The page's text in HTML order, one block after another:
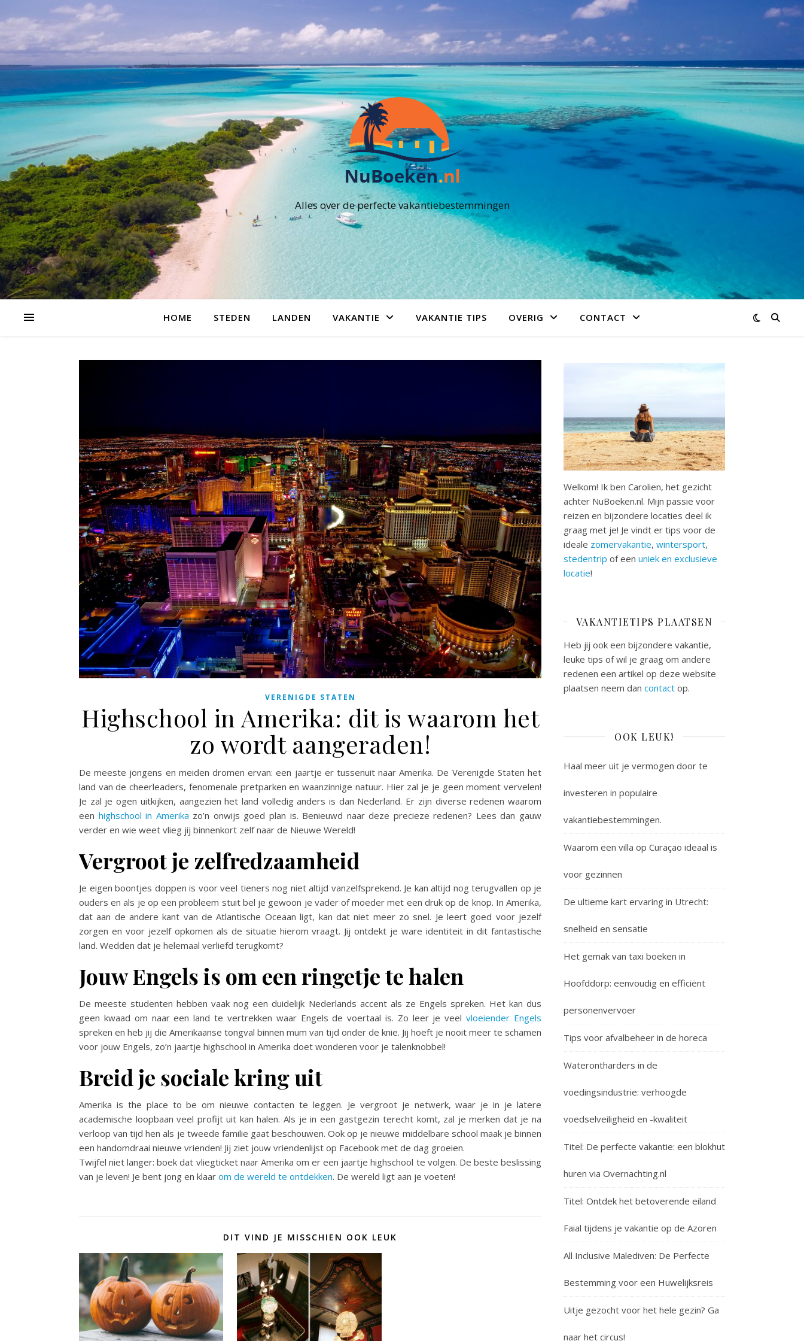
Alles over de perfecte vakantiebestemmingen
HOME STEDEN LANDEN VAKANTIE VAKANTIE TIPS OVERIG CONTACT
VERENIGDE STATEN
Highschool in Amerika: dit is waarom het
zo wordt aangeraden!
De meeste jongens en meiden dromen ervan: een jaartje er tussenuit naar Amerika. De Verenigde Staten het
land van de cheerleaders, fenomenale pretparken en waanzinnige natuur. Hier zal je je geen moment vervelen!
Je zal je ogen uitkijken, aangezien het land volledig anders is dan Nederland. Er zijn diverse redenen waarom
een highschool in Amerika zo’n onwijs goed plan is. Benieuwd naar deze precieze redenen? Lees dan gauw
verder en wie weet vlieg jij binnenkort zelf naar de Nieuwe Wereld!
Vergroot je zelfredzaamheid
Je eigen boontjes doppen is voor veel tieners nog niet altijd vanzelfsprekend. Je kan altijd nog terugvallen op je
ouders en als je op een probleem stuit bel je gewoon je vader of moeder met een druk op de knop. In Amerika,
dat aan de andere kant van de Atlantische Oceaan ligt, kan dat niet meer zo snel. Je leert goed voor jezelf
zorgen en voor jezelf opkomen als de situatie hierom vraagt. Jij ontdekt je ware identiteit in dit fantastische
land. Wedden dat je helemaal verliefd terugkomt?
Jouw Engels is om een ringetje te halen
De meeste studenten hebben vaak nog een duidelijk Nederlands accent als ze Engels spreken. Het kan dus
geen kwaad om naar een land te vertrekken waar Engels de voertaal is. Zo leer je veelvloeiender Engels
spreken en heb jij die Amerikaanse tongval binnen mum van tijd onder de knie. Jij hoeft je nooit meer te schamen
voor jouw Engels, zo’n jaartje highschool in Amerika doet wonderen voor je talenknobbel!
Breid je sociale kring uit
Amerika is the place to be om nieuwe contacten te leggen. Je vergroot je netwerk, waar je in je latere
academische loopbaan veel profijt uit kan halen. Als je in een gastgezin terecht komt, zal je merken dat je na
verloop van tijd hen als je tweede familie gaat beschouwen. Ook op je nieuwe middelbare school maak je binnen
een handomdraai nieuwe vrienden! Jij ziet jouw vriendenlijst op Facebook met de dag groeien.
Twijfel niet langer: boek dat vliegticket naar Amerika om er een jaartje highschool te volgen. De beste beslissing
van je leven! Je bent jong en klaar om de wereld te ontdekken. De wereld ligt aan je voeten!
DIT VIND JE MISSCHIEN OOK LEUK
Welkom! Ik ben Carolien, het gezicht
achter NuBoeken.nl. Mijn passie voor
reizen en bijzondere locaties deel ik
graag met je! Je vindt er tips voor de
ideale zomervakantie, wintersport,
stedentrip of een uniek en exclusieve
locatie!
VAKANTIETIPS PLAATSEN
Heb jij ook een bijzondere vakantie,
leuke tips of wil je graag om andere
redenen een artikel op deze website
plaatsen neem dan contact op.
OOK LEUK!
Haal meer uit je vermogen door te
investeren in populaire
vakantiebestemmingen.
Waarom een villa op Curaçao ideaal is
voor gezinnen
De ultieme kart ervaring in Utrecht:
snelheid en sensatie
Het gemak van taxi boeken in
Hoofddorp: eenvoudig en efficiënt
personenvervoer
Tips voor afvalbeheer in de horeca
Waterontharders in de
voedingsindustrie: verhoogde
voedselveiligheid en -kwaliteit
Titel: De perfecte vakantie: een blokhut
huren via Overnachting.nl
Titel: Ontdek het betoverende eiland
Faial tijdens je vakantie op de Azoren
All Inclusive Malediven: De Perfecte
Bestemming voor een Huwelijksreis
Uitje gezocht voor het hele gezin? Ga
naar het circus!